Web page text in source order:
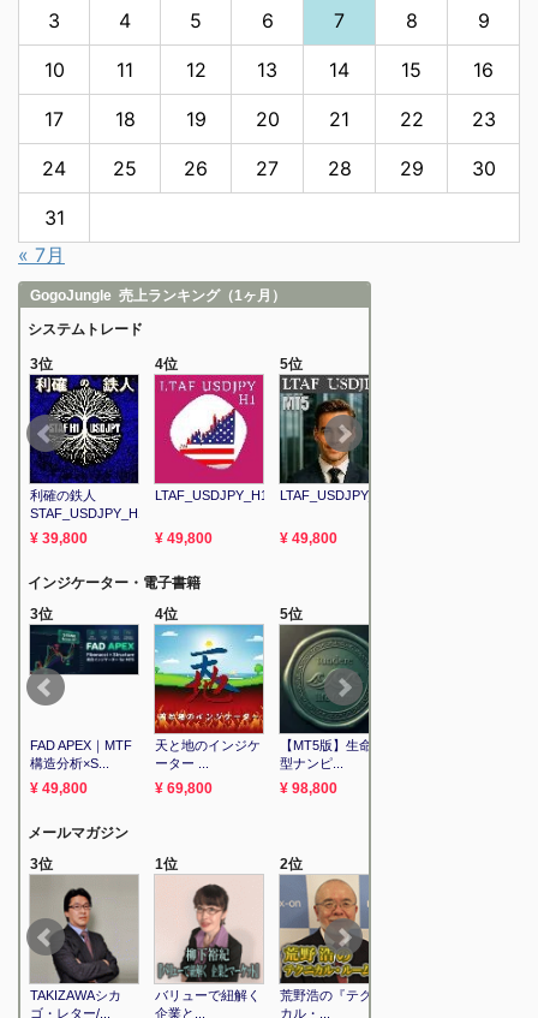
3 4 5 6 7 8 9
10 11 12 13 14 15 16
17 18 19 20 21 22 23
24 25 26 27 28 29 30
31
« 7月